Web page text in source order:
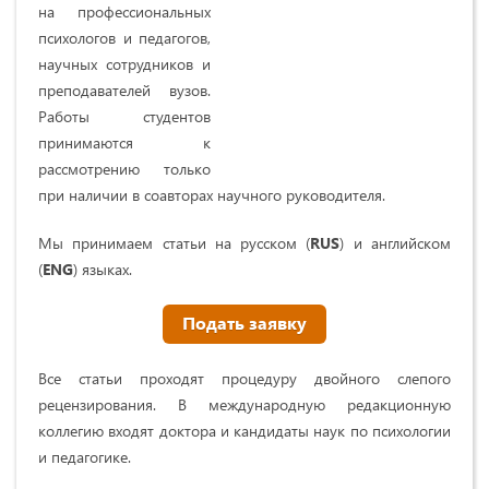
на профессиональных
психологов и педагогов,
научных сотрудников и
преподавателей вузов.
Работы студентов
принимаются к
рассмотрению только
при наличии в соавторах научного руководителя.
Мы принимаем статьи на русском (RUS) и английском
(ENG) языках.
Подать заявку
Все статьи проходят процедуру двойного слепого
рецензирования. В международную редакционную
коллегию входят доктора и кандидаты наук по психологии
и педагогике.